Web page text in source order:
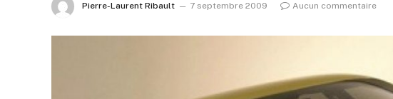
Pierre-Laurent Ribault 7 septembre 2009 Aucun commentaire